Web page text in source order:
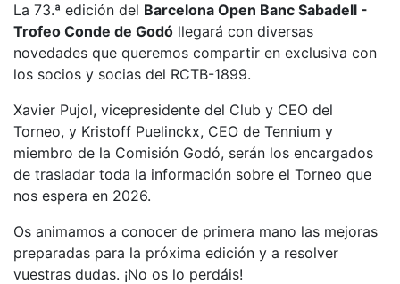
y comités
Estructura
ejecutiva
Servicios
Instalaciones
Preguntas
Frecuentes
Trabaja con
nosotros
La 73.ª edición del Barcelona Open Banc Sabadell -
Trofeo Conde de Godó llegará con diversas
novedades que queremos compartir en exclusiva con
los socios y socias del RCTB-1899.
Xavier Pujol, vicepresidente del Club y CEO del
Torneo, y Kristoff Puelinckx, CEO de Tennium y
miembro de la Comisión Godó, serán los encargados
de trasladar toda la información sobre el Torneo que
nos espera en 2026.
Os animamos a conocer de primera mano las mejoras
preparadas para la próxima edición y a resolver
vuestras dudas. ¡No os lo perdáis!